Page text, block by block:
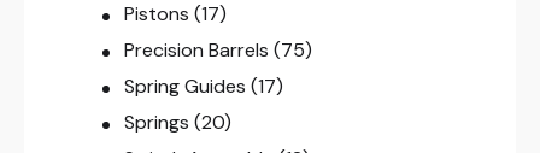
Pistons (17)
Precision Barrels (75)
Spring Guides (17)
Springs (20)